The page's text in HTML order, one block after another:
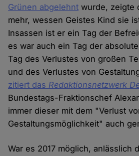
Grünen abgelehnt wurde, zeigte
mehr, wessen Geistes Kind sie
Insassen ist er ein Tag der
es war auch ein Tag der
Tag des Verlustes von großen
und des Verlustes von
zitiert das Redaktionsnetzwerk
Bundestags-Fraktionschef
immer dieser mit dem "Verlust
Gestaltungsmöglichkeit" auch
War es 2017 möglich, anlässlich